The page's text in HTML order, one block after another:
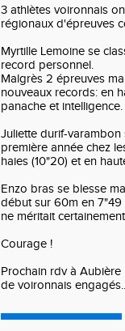
3 athlètes voironnais
régionaux d'épreuves
Myrtille Lemoine se
record personnel.
Malgrès 2 épreuves
nouveaux records: en
panache et intelligence.
Juliette durif-varambon
première année chez
haies (10"20) et en
Enzo bras se blesse
début sur 60m en
ne méritait
Courage !
Prochain rdv à
de voironnais